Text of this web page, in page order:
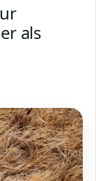
als